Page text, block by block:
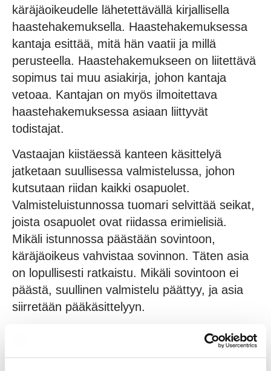
käräjäoikeudelle lähetettävällä kirjallisella
haastehakemuksella. Haastehakemuksessa
kantaja esittää, mitä hän vaatii ja millä
perusteella. Haastehakemukseen on liitettävä
sopimus tai muu asiakirja, johon kantaja
vetoaa. Kantajan on myös ilmoitettava
haastehakemuksessa asiaan liittyvät
todistajat.
Vastaajan kiistäessä kanteen käsittelyä
jatketaan suullisessa valmistelussa, johon
kutsutaan riidan kaikki osapuolet.
Valmisteluistunnossa tuomari selvittää seikat,
joista osapuolet ovat riidassa erimielisiä.
Mikäli istunnossa päästään sovintoon,
käräjäoikeus vahvistaa sovinnon. Täten asia
on lopullisesti ratkaistu. Mikäli sovintoon ei
päästä, suullinen valmistelu päättyy, ja asia
siirretään pääkäsittelyyn.
Riita-asian oikeudenkäynnissä ratkaisu eli